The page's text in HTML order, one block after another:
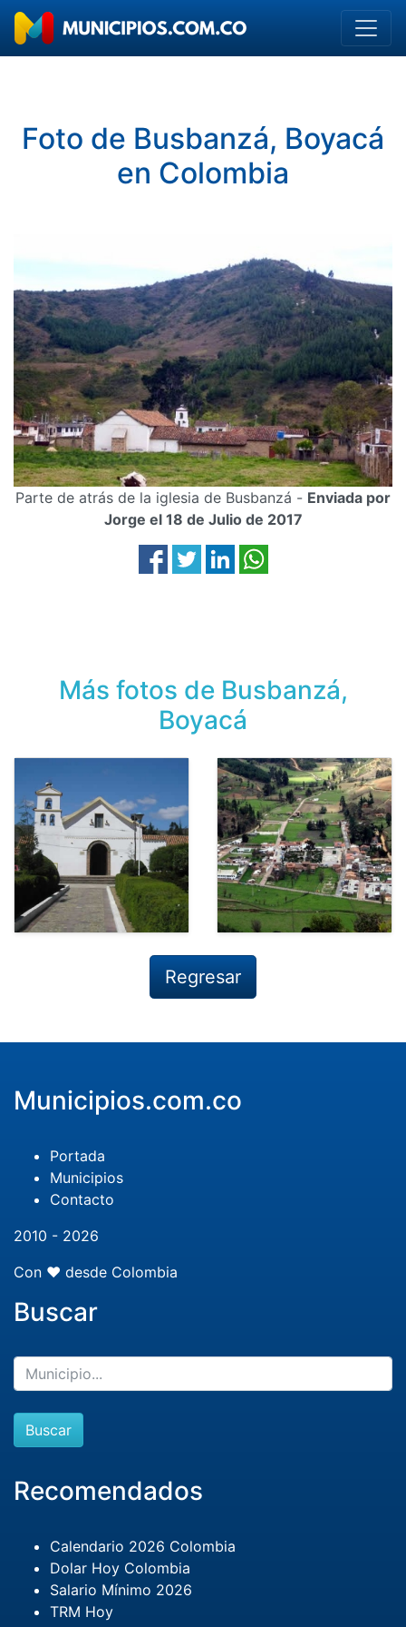
Foto de Busbanzá, Boyacá
en Colombia
Parte de atrás de la iglesia de Busbanzá - Enviada por
Jorge el 18 de Julio de 2017
Más fotos de Busbanzá,
Boyacá
Regresar
Municipios.com.co
Portada
Municipios
Contacto
2010 - 2026
Con ❤️ desde Colombia
Buscar
Buscar
Recomendados
Calendario 2026 Colombia
Dolar Hoy Colombia
Salario Mínimo 2026
TRM Hoy